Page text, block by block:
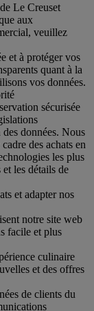
Le Creuset
aux
veuillez
et à protéger vos
quant à la
vos données.
sécurisée
données. Nous
des achats en
les plus
les détails de
et adapter nos
notre site web
facile et plus
culinaire
et des offres
de clients du